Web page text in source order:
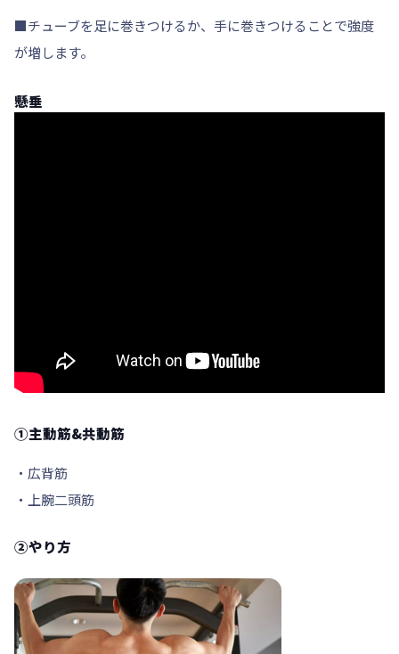
■チューブを足に巻きつけるか、手に巻きつけることで強度
が増します。
懸垂
①主動筋&共動筋
・広背筋
・上腕二頭筋
②やり方